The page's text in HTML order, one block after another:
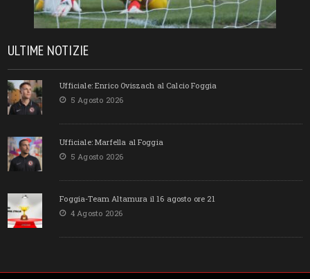
ULTIME NOTIZIE
Ufficiale: Enrico Oviszach al Calcio Foggia
5 Agosto 2026
Ufficiale: Marfella al Foggia
5 Agosto 2026
Foggia-Team Altamura il 16 agosto ore 21
4 Agosto 2026